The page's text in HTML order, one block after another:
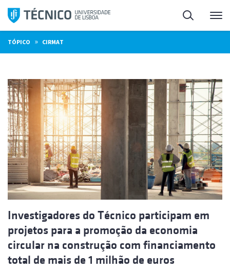
Saltar
para
o
conteúdo
Pesquisa
TÓPICO » CIRMAT
Investigadores do Técnico participam em
projetos para a promoção da economia
circular na construção com financiamento
total de mais de 1 milhão de euros